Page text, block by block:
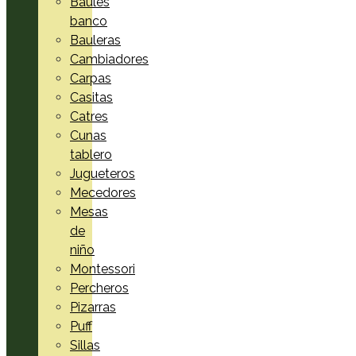
banco
Bauleras
Cambiadores
Carpas
Casitas
Catres
Cunas
tablero
Jugueteros
Mecedores
Mesas
de
niño
Montessori
Percheros
Pizarras
Puff
Sillas